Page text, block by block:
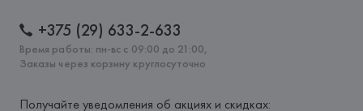
+375 (29) 633-2-633
Время работы: пн-вс с 09:00 до 21:00,
Заказы через корзину круглосуточно
Получайте уведомления об акциях и скидках: